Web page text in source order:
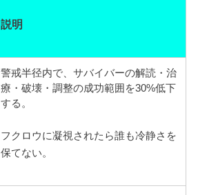
説明
警戒半径内で、サバイバーの解読・治
療・破壊・調整の成功範囲を30%低下
する。
フクロウに凝視されたら誰も冷静さを
保てない。